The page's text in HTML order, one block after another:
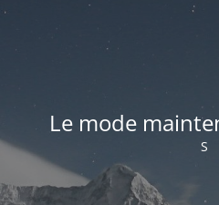
Le mode
S